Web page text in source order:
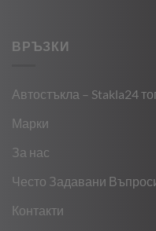
ВРЪЗКИ
Автостъкла – Stakla24
Марки
За нас
Често Задавани
Контакти